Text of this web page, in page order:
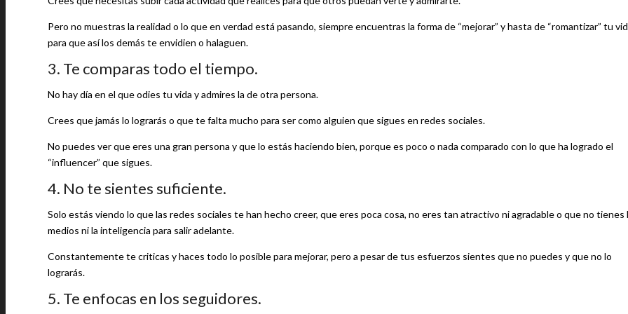
Pero no muestras la realidad o lo que en verdad está pasando, siempre encuentras la forma de “mejorar” y hasta de “romantizar” tu
para que así los demás te envidien o halaguen.
3. Te comparas todo el tiempo.
No hay día en el que odies tu vida y admires la de otra persona.
Crees que jamás lo lograrás o que te falta mucho para ser como alguien que sigues en redes sociales.
No puedes ver que eres una gran persona y que lo estás haciendo bien, porque es poco o nada comparado con lo que ha logrado el
“influencer” que sigues.
4. No te sientes suficiente.
Solo estás viendo lo que las redes sociales te han hecho creer, que eres poca cosa, no eres tan atractivo ni agradable o que no tienes
medios ni la inteligencia para salir adelante.
Constantemente te criticas y haces todo lo posible para mejorar, pero a pesar de tus esfuerzos sientes que no puedes y que no lo
lograrás.
5. Te enfocas en los seguidores.